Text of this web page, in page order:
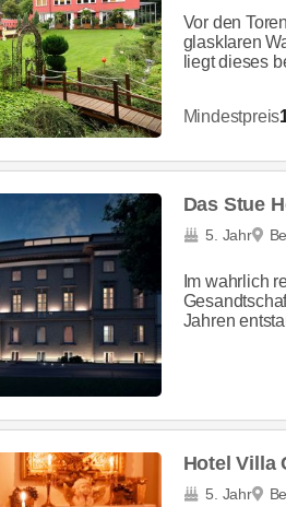
Vor den
glasklaren
liegt dieses
Mindestpreis
Das Stue
5. Jahr
Im wahrlich
Jahren
Hotel Villa
5. Jahr